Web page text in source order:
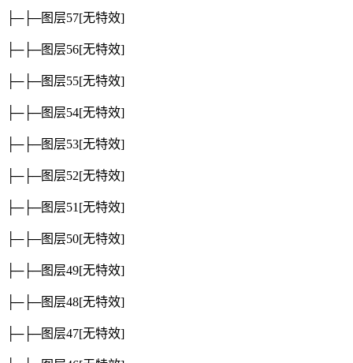
├─├─图层57[无特效]
├─├─图层56[无特效]
├─├─图层55[无特效]
├─├─图层54[无特效]
├─├─图层53[无特效]
├─├─图层52[无特效]
├─├─图层51 [无特效]
├─├─图层50[无特效]
├─├─图层49[无特效]
├─├─图层48[无特效]
├─├─图层47[无特效]